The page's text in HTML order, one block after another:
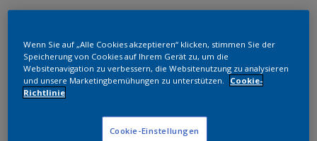
Metallic Black 43
FW651F
Muster bestellen
Wenn Sie auf „Alle Cookies akzeptieren“ klicken, stimmen Sie der
Speicherung von Cookies auf Ihrem Gerät zu, um die
Websitenavigation zu verbessern, die Websitenutzung zu analysieren
und unsere Marketingbemühungen zu unterstützen.
Cookie-
Richtlinie
Cookie-Einstellungen